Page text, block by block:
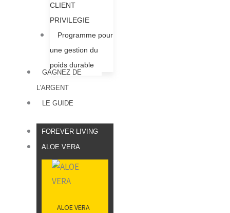
CLIENT
PRIVILEGIE
Programme pour
une gestion du
poids durable
GAGNEZ DE
L’ARGENT
LE GUIDE
FOREVER LIVING
ALOE VERA
ALOE VERA